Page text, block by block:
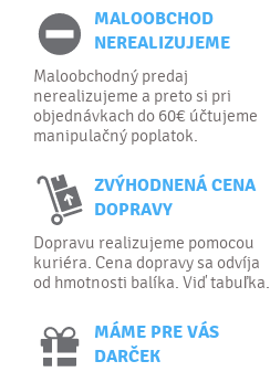
MALOOBCHOD
NEREALIZUJEME
Maloobchodný predaj
nerealizujeme a preto si pri
objednávkach do 60€ účtujeme
manipulačný poplatok.
ZVÝHODNENÁ CENA
DOPRAVY
Dopravu realizujeme pomocou
kuriéra. Cena dopravy sa odvíja
od hmotnosti balíka. Viď tabuľka.
MÁME PRE VÁS
DARČEK